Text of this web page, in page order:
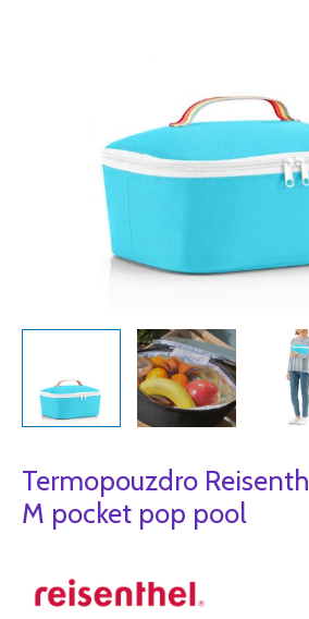
Termopouzdro
M pocket pop pool